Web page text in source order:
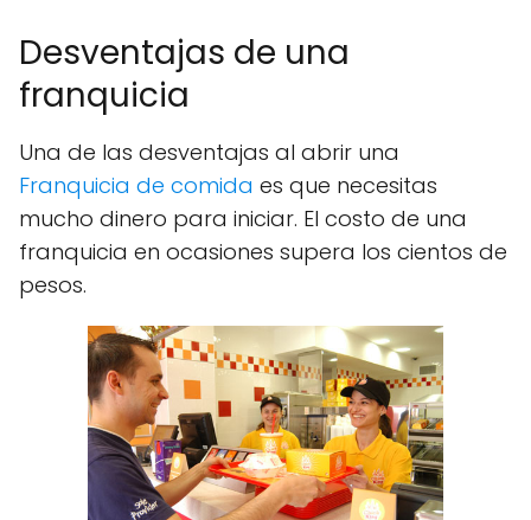
Desventajas de una
franquicia
Una de las desventajas al abrir una
Franquicia de comida es que necesitas
mucho dinero para iniciar. El costo de una
franquicia en ocasiones supera los cientos de
pesos.